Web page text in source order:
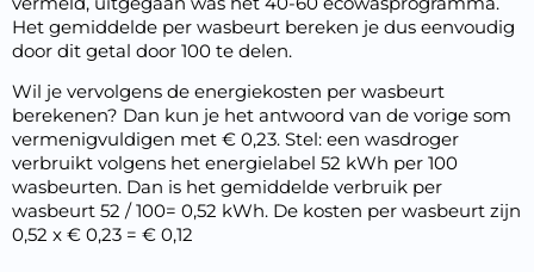
Het gemiddelde per wasbeurt bereken je dus eenvoudig
door dit getal door 100 te delen.
Wil je vervolgens de energiekosten per wasbeurt
berekenen? Dan kun je het antwoord van de vorige som
vermenigvuldigen met € 0,23. Stel: een wasdroger
verbruikt volgens het energielabel 52 kWh per 100
wasbeurten. Dan is het gemiddelde verbruik per
wasbeurt 52 / 100= 0,52 kWh. De kosten per wasbeurt zijn
0,52 x € 0,23 = € 0,12